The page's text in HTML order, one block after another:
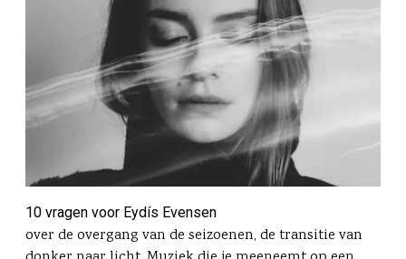
10 vragen voor Eydís Evensen
over de overgang van de seizoenen, de transitie van